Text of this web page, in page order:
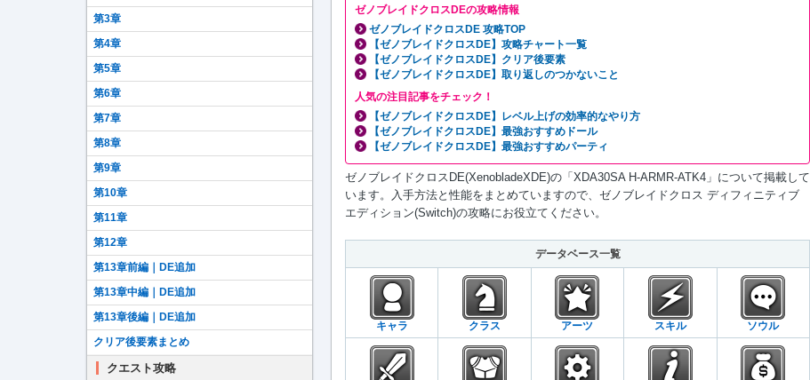
ゼノブレイドクロスDEの攻略情報
ゼノブレイドクロスDE 攻略TOP
【ゼノブレイドクロスDE】攻略チャート一覧
【ゼノブレイドクロスDE】クリア後要素
【ゼノブレイドクロスDE】取り返しのつかないこと
人気の注目記事をチェック！
【ゼノブレイドクロスDE】レベル上げの効率的なやり方
【ゼノブレイドクロスDE】最強おすすめドール
【ゼノブレイドクロスDE】最強おすすめパーティ
ゼノブレイドクロスDE(XenobladeXDE)の「XDA30SA H-ARMR-ATK4」について掲載して
います。入手方法と性能をまとめていますので、ゼノブレイドクロス ディフィニティブ
エディション(Switch)の攻略にお役立てください。
データベース一覧
キャラ クラス アーツ スキル ソウル
第3章
第4章
第5章
第6章
第7章
第8章
第9章
第10章
第11章
第12章
第13章前編｜DE追加
第13章中編｜DE追加
第13章後編｜DE追加
クリア後要素まとめ
クエスト攻略